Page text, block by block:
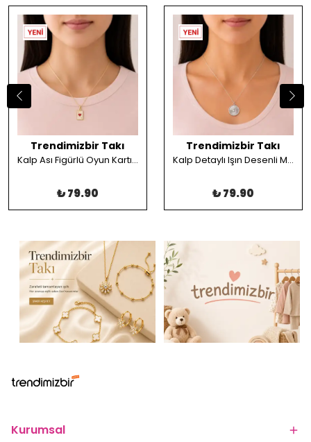
Trendimizbir Takı
Kalp Ası Figürlü Oyun Kartı Kolye
₺ 79.90
Trendimizbir Takı
Kalp Detaylı Işın Desenli Madalyon Kolye
₺ 79.90
Kurumsal